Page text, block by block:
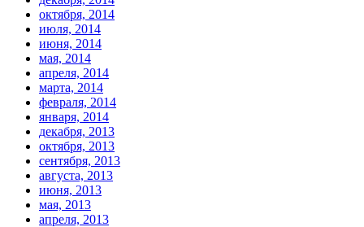
октября, 2014
июля, 2014
июня, 2014
мая, 2014
апреля, 2014
марта, 2014
февраля, 2014
января, 2014
декабря, 2013
октября, 2013
сентября, 2013
августа, 2013
июня, 2013
мая, 2013
апреля, 2013